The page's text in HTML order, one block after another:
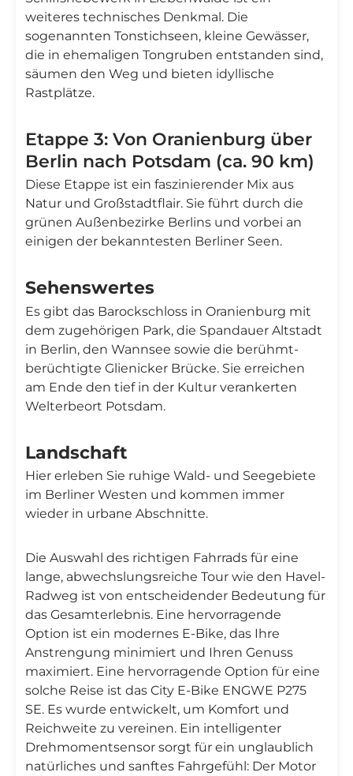
weiteres technisches Denkmal. Die
sogenannten Tonstichseen, kleine Gewässer,
die in ehemaligen Tongruben entstanden sind,
säumen den Weg und bieten idyllische
Rastplätze.
Etappe 3: Von Oranienburg über
Berlin nach Potsdam (ca. 90 km)
Diese Etappe ist ein faszinierender Mix aus
Natur und Großstadtflair. Sie führt durch die
grünen Außenbezirke Berlins und vorbei an
einigen der bekanntesten Berliner Seen.
Sehenswertes
Es gibt das Barockschloss in Oranienburg mit
dem zugehörigen Park, die Spandauer Altstadt
in Berlin, den Wannsee sowie die berühmt-
berüchtigte Glienicker Brücke. Sie erreichen
am Ende den tief in der Kultur verankerten
Welterbeort Potsdam.
Landschaft
Hier erleben Sie ruhige Wald- und Seegebiete
im Berliner Westen und kommen immer
wieder in urbane Abschnitte.
Die Auswahl des richtigen Fahrrads für eine
lange, abwechslungsreiche Tour wie den Havel-
Radweg ist von entscheidender Bedeutung für
das Gesamterlebnis. Eine hervorragende
Option ist ein modernes E-Bike, das Ihre
Anstrengung minimiert und Ihren Genuss
maximiert. Eine hervorragende Option für eine
solche Reise ist das City E-Bike ENGWE P275
SE. Es wurde entwickelt, um Komfort und
Reichweite zu vereinen. Ein intelligenter
Drehmomentsensor sorgt für ein unglaublich
natürliches und sanftes Fahrgefühl: Der Motor